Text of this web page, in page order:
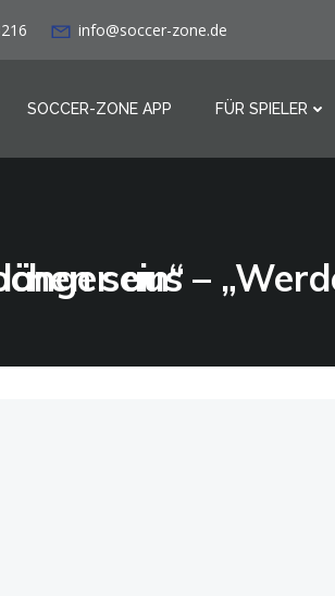
info@soccer-zone.de
SOCCER-ZONE APP FÜR SPIELER
fällt länger aus – „Werden sicher ein paar Wochen sein“